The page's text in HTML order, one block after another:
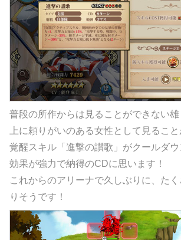
普段の所作からは見ることができない
上に頼りがいのある女性として見ること
覚醒スキル「進撃の讃歌」がクールダウ
効果が強力で納得のCDに思います！
これからのアリーナで久しぶりに、た
りそうです！